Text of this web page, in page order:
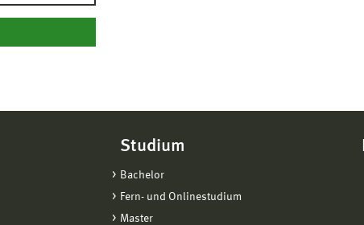
Studium
Bachelor
Fern- und Onlinestudium
Master